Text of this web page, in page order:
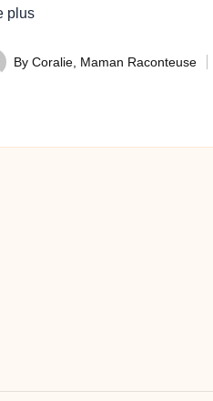
plus
By Coralie, Maman Raconteuse